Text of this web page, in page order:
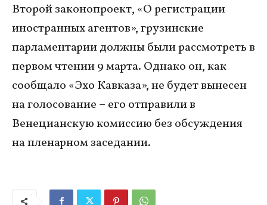
Второй законопроект, «О регистрации
иностранных агентов», грузинские
парламентарии должны были рассмотреть в
первом чтении 9 марта. Однако он, как
сообщало «Эхо Кавказа», не будет вынесен
на голосование – его отправили в
Венецианскую комиссию без обсуждения
на пленарном заседании.